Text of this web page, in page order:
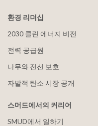
환경 리더십
2030 클린 에너지 비전
전력 공급원
나무와 전선 보호
자발적 탄소 시장 공개
스머드에서의 커리어
SMUD에서 일하기